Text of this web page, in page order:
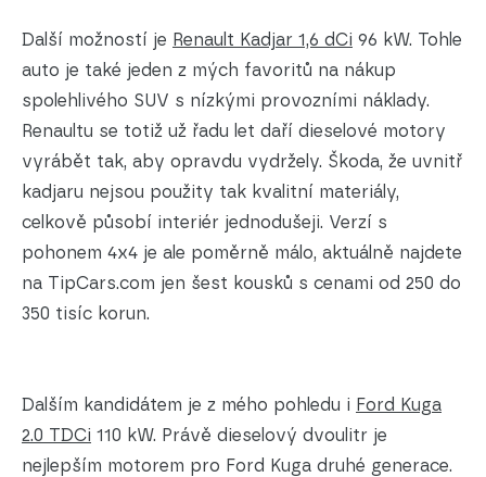
Další možností je Renault Kadjar 1,6 dCi 96 kW. Tohle
auto je také jeden z mých favoritů na nákup
spolehlivého SUV s nízkými provozními náklady.
Renaultu se totiž už řadu let daří dieselové motory
vyrábět tak, aby opravdu vydržely. Škoda, že uvnitř
kadjaru nejsou použity tak kvalitní materiály,
celkově působí interiér jednodušeji. Verzí s
pohonem 4x4 je ale poměrně málo, aktuálně najdete
na TipCars.com jen šest kousků s cenami od 250 do
350 tisíc korun.
Dalším kandidátem je z mého pohledu i Ford Kuga
2.0 TDCi 110 kW. Právě dieselový dvoulitr je
nejlepším motorem pro Ford Kuga druhé generace.